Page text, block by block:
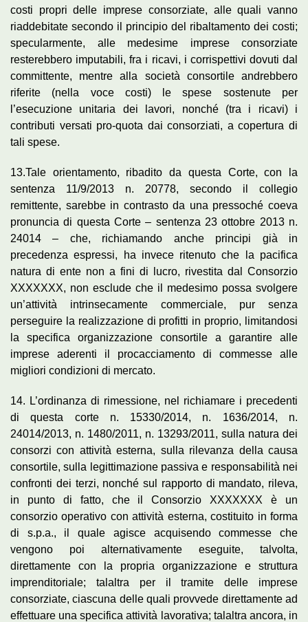
costi propri delle imprese consorziate, alle quali vanno
riaddebitate secondo il principio del ribaltamento dei costi;
specularmente, alle medesime imprese consorziate
resterebbero imputabili, fra i ricavi, i corrispettivi dovuti dal
committente, mentre alla società consortile andrebbero
riferite (nella voce costi) le spese sostenute per
l’esecuzione unitaria dei lavori, nonché (tra i ricavi) i
contributi versati pro-quota dai consorziati, a copertura di
tali spese.
13.Tale orientamento, ribadito da questa Corte, con la
sentenza 11/9/2013 n. 20778, secondo il collegio
remittente, sarebbe in contrasto da una pressoché coeva
pronuncia di questa Corte – sentenza 23 ottobre 2013 n.
24014 – che, richiamando anche principi già in
precedenza espressi, ha invece ritenuto che la pacifica
natura di ente non a fini di lucro, rivestita dal Consorzio
XXXXXXX, non esclude che il medesimo possa svolgere
un’attività intrinsecamente commerciale, pur senza
perseguire la realizzazione di profitti in proprio, limitandosi
la specifica organizzazione consortile a garantire alle
imprese aderenti il procacciamento di commesse alle
migliori condizioni di mercato.
14. L’ordinanza di rimessione, nel richiamare i precedenti
di questa corte n. 15330/2014, n. 1636/2014, n.
24014/2013, n. 1480/2011, n. 13293/2011, sulla natura dei
consorzi con attività esterna, sulla rilevanza della causa
consortile, sulla legittimazione passiva e responsabilità nei
confronti dei terzi, nonché sul rapporto di mandato, rileva,
in punto di fatto, che il Consorzio XXXXXXX è un
consorzio operativo con attività esterna, costituito in forma
di s.p.a., il quale agisce acquisendo commesse che
vengono poi alternativamente eseguite, talvolta,
direttamente con la propria organizzazione e struttura
imprenditoriale; talaltra per il tramite delle imprese
consorziate, ciascuna delle quali provvede direttamente ad
effettuare una specifica attività lavorativa; talaltra ancora, in